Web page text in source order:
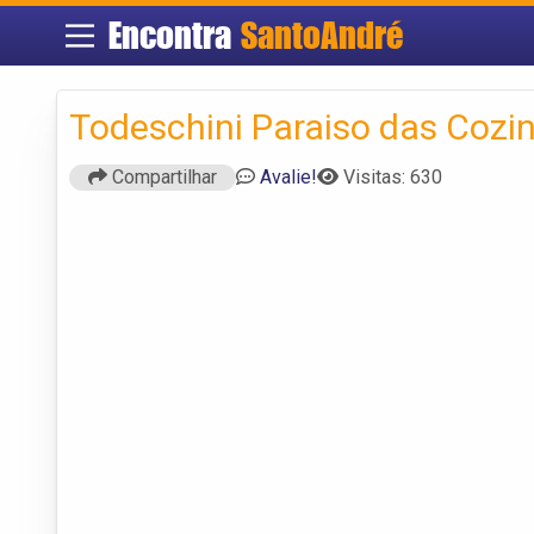
Encontra SantoAndré
Todeschini Paraiso das
Compartilhar Avalie! Visitas: 630